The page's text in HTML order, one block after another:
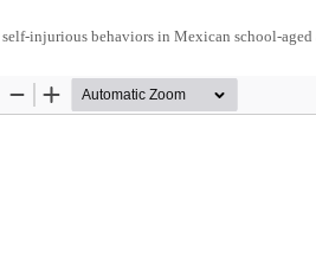
injurious behaviors in Mexican school-aged